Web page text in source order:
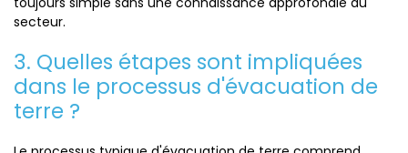
secteur.
3. Quelles étapes sont impliquées
dans le processus d'évacuation de
terre ?